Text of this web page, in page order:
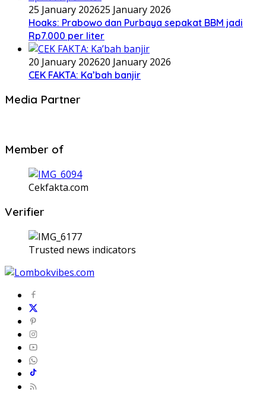
25 January 202625 January 2026
Hoaks: Prabowo dan Purbaya sepakat BBM jadi
Rp7.000 per liter
20 January 202620 January 2026
CEK FAKTA: Ka’bah banjir
Media Partner
Member of
Cekfakta.com
Verifier
Trusted news indicators